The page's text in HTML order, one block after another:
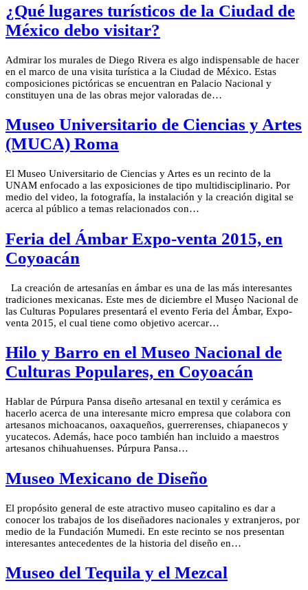
¿Qué lugares turísticos de la Ciudad de
México debo visitar?
Admirar los murales de Diego Rivera es algo indispensable de hacer
en el marco de una visita turística a la Ciudad de México. Estas
composiciones pictóricas se encuentran en Palacio Nacional y
constituyen una de las obras mejor valoradas de…
Museo Universitario de Ciencias y Artes
(MUCA) Roma
El Museo Universitario de Ciencias y Artes es un recinto de la
UNAM enfocado a las exposiciones de tipo multidisciplinario. Por
medio del video, la fotografía, la instalación y la creación digital se
acerca al público a temas relacionados con…
Feria del Ámbar Expo-venta 2015, en
Coyoacán
La creación de artesanías en ámbar es una de las más interesantes
tradiciones mexicanas. Este mes de diciembre el Museo Nacional de
las Culturas Populares presentará el evento Feria del Ámbar, Expo-
venta 2015, el cual tiene como objetivo acercar…
Hilo y Barro en el Museo Nacional de
Culturas Populares, en Coyoacán
Hablar de Púrpura Pansa diseño artesanal en textil y cerámica es
hacerlo acerca de una interesante micro empresa que colabora con
artesanos michoacanos, oaxaqueños, guerrerenses, chiapanecos y
yucatecos. Además, hace poco también han incluido a maestros
artesanos chihuahuenses. Púrpura Pansa…
Museo Mexicano de Diseño
El propósito general de este atractivo museo capitalino es dar a
conocer los trabajos de los diseñadores nacionales y extranjeros, por
medio de la Fundación Mumedi. En este recinto se nos presentan
interesantes antecedentes de la historia del diseño en…
Museo del Tequila y el Mezcal